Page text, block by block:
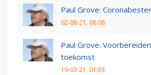
Paul Grove:
02-08-21, 08:08
Paul Grove:
toekomst
19-03-21, 01:03